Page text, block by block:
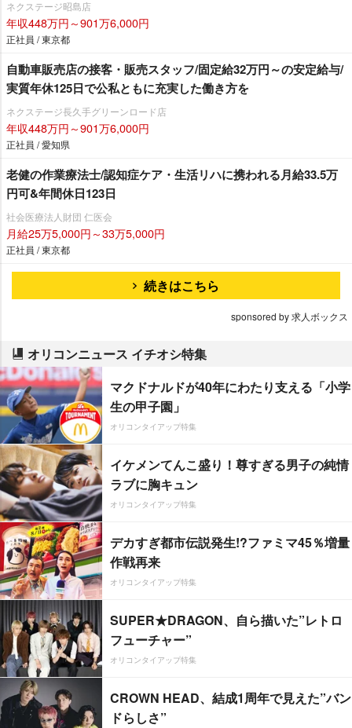
ネクステージ昭島店
年収448万円～901万6,000円
正社員 / 東京都
自動車販売店の接客・販売スタッフ/固定給32万円～の安定給与/
実質年休125日で公私ともに充実した働き方を
ネクステージ⾧久手グリーンロード店
年収448万円～901万6,000円
正社員 / 愛知県
老健の作業療法士/認知症ケア・生活リハに携われる月給33.5万
円可&年間休日123日
社会医療法人財団 仁医会
月給25万5,000円～33万5,000円
正社員 / 東京都
続きはこちら
sponsored by 求人ボックス
オリコンニュース イチオシ特集
マクドナルドが40年にわたり支える「小学
生の甲子園」
オリコンタイアップ特集
イケメンてんこ盛り！尊すぎる男子の純情
ラブに胸キュン
オリコンタイアップ特集
デカすぎ都市伝説発生!?ファミマ45％増量
作戦再来
オリコンタイアップ特集
SUPER★DRAGON、自ら描いた”レトロ
フューチャー”
オリコンタイアップ特集
CROWN HEAD、結成1周年で見えた”バン
ドらしさ”